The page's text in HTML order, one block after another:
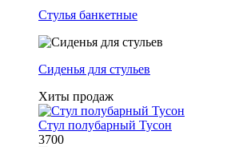
Стулья банкетные
Сиденья для стульев
Хиты продаж
Стул полубарный Тусон
3700